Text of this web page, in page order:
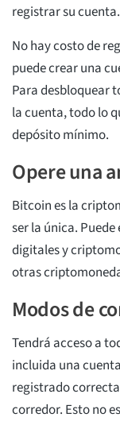
registrar su cuenta.
No hay costo de
puede crear una
Para desbloquear
la cuenta, todo lo
depósito mínimo.
Opere una
Bitcoin es la
ser la única.
digitales y
otras
Modos de
Tendrá acceso a
incluida una
registrado
corredor. Esto no